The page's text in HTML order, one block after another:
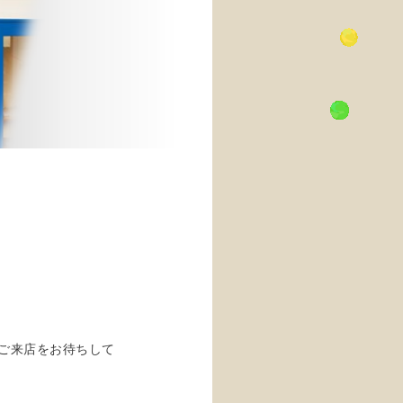
来店をお待ちして